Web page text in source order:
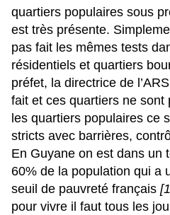
quartiers populaires sous
est très présente.
pas fait les mêmes tests
résidentiels et quartiers
préfet, la directrice de
fait et ces quartiers ne sont
les quartiers populaires ce
stricts avec barrières,
En Guyane on est dans un
60% de la population qui a
seuil de pauvreté français
pour vivre il faut tous les